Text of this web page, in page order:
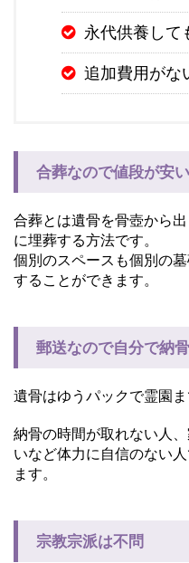
永代供養して
追加費用がな
合葬なので値段が安い
合葬とは遺骨を骨壺から
に埋葬する方法です。
個別のスペースも個別の
することができます。
郵送なので自分で納
遺骨はゆうパックで霊園ま
納骨の時間が取れない人
いなど体力に自信のない
ます。
宗教宗派は不問